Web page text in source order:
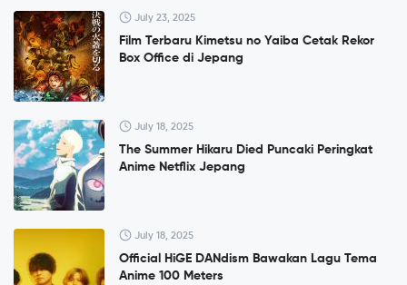
July 23, 2025
Film Terbaru Kimetsu no Yaiba Cetak Rekor
Box Office di Jepang
July 18, 2025
The Summer Hikaru Died Puncaki Peringkat
Anime Netflix Jepang
July 18, 2025
Official HiGE DANdism Bawakan Lagu Tema
Anime 100 Meters